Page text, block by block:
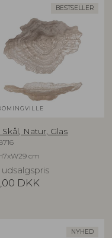
BESTSELLER
Skål, Natur, Glas
cm
udsalgspris
DKK
NYHED